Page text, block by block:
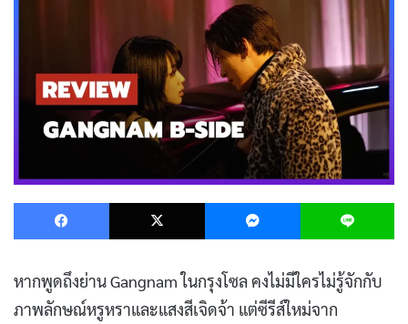
Facebook X Messenger
หากพูดถึงย่าน Gangnam ในกรุงโซล คงไม่มีใครไม่รู้จักกับ
ภาพลักษณ์หรูหราและแสงสีเจิดจ้า แต่ซีรีส์ใหม่จาก